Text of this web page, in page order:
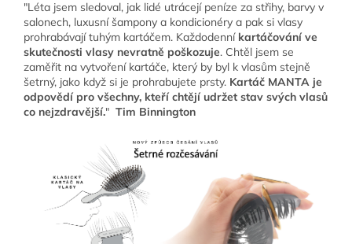
"Léta jsem sledoval, jak lidé utrácejí peníze za střihy, barvy v
salonech, luxusní šampony a kondicionéry a pak si vlasy
prohrabávají tuhým kartáčem. Každodenní kartáčování ve
skutečnosti vlasy nevratně poškozuje. Chtěl jsem se
zaměřit na vytvoření kartáče, který by byl k vlasům stejně
šetrný, jako když si je prohrabujete prsty. Kartáč MANTA je
odpovědí pro všechny, kteří chtějí udržet stav svých vlasů
co nejzdravější." Tim Binnington